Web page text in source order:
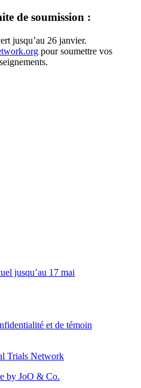
de soumission :
jusqu’au 26 janvier.
pour soumettre vos
jusqu’au 17 mai
et de témoin
Trials Network
by JoO & Co.